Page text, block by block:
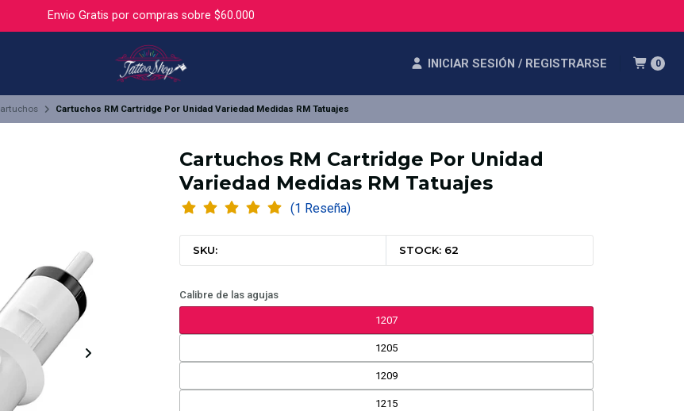
INICIAR SESIÓN / REGISTRARSE 0
Envio Gratis por compras sobre $60.000
Cartuchos RM Cartridge Por Unidad Variedad Medidas RM Tatuajes
Cartuchos RM Cartridge Por Unidad
Variedad Medidas RM Tatuajes
(1 Reseña)
SKU: STOCK: 62
Calibre de las agujas
1207
1205
1209
1215